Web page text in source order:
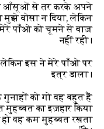
आँसूओं से तर करके अपने
बोसा न दिया, लेकिन
पाँओ को चूमने से बाज़
नहीं रही।
इस ने मेरे पाँओ पर
इत्र डाला।
को गो वह बहुत हैं
का इज़हार किया
वह कम मुहब्बत रखता